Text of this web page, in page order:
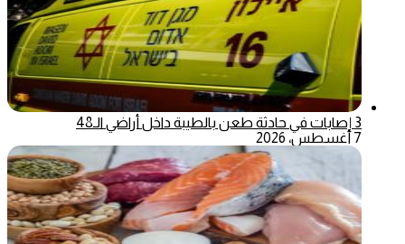
3 إصابات في حادثة طعن بالطيبة داخل أراضي الـ48
7 أغسطس، 2026